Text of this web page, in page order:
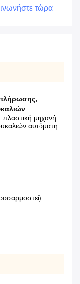
τώρα
,
πλαστική μηχανή
αυτόματη